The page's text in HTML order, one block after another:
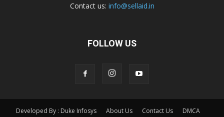
Contact us: info@sellaid.in
FOLLOW US
Developed By : Duke Infosys About Us Contact Us DMCA